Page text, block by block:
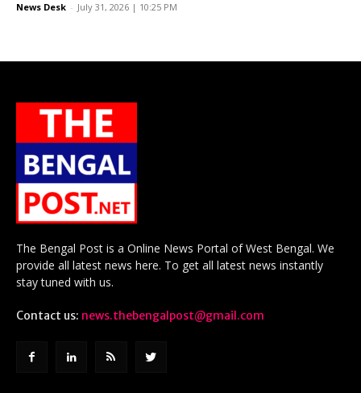
News Desk - July 31, 2026 | 10:25 PM
The Bengal Post is a Online News Portal of West Bengal. We
provide all latest news here. To get all latest news instantly
stay tuned with us.
Contact us: news.thebengalpost@gmail.com